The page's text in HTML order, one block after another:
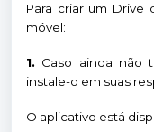
Para criar um Drive
móvel:
1. Caso ainda não
instale-o em suas
O aplicativo está